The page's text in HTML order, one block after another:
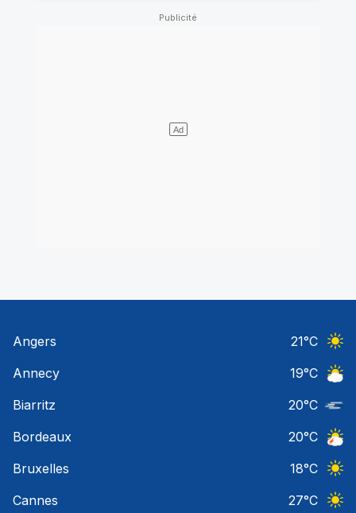
Angers 21°C
Annecy
19°C
Biarritz
20°C
Bordeaux
20°C
Bruxelles
18°C
Cannes
27°C